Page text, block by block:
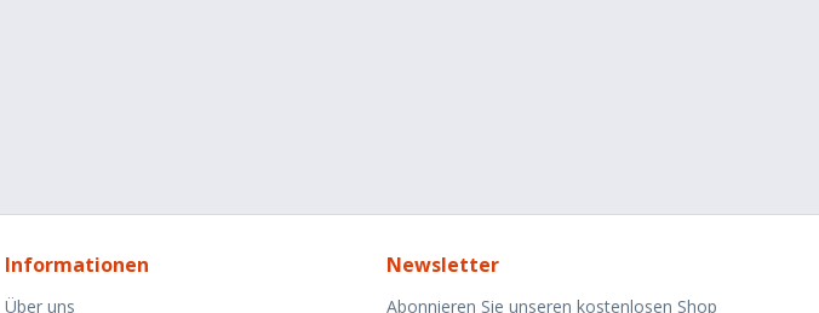
Informationen
Über uns
Newsletter
Abonnieren Sie unseren kostenlosen Shop